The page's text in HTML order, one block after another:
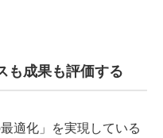
も成果も評価する
適化」を実現している